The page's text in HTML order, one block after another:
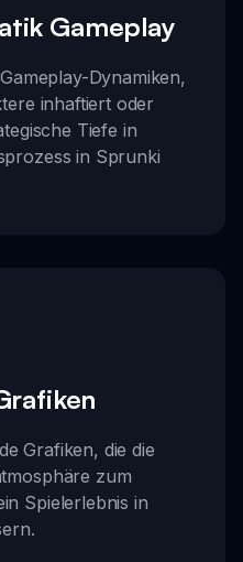
Gameplay
Dynamiken,
inhaftiert oder
Tiefe in
in Sprunki
Grafiken, die die
zum
Spielerlebnis in